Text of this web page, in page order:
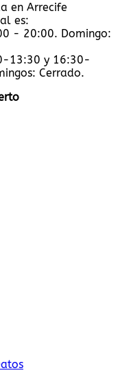
en Arrecife
es:
- 20:00. Domingo:
13:30 y 16:30-
Cerrado.